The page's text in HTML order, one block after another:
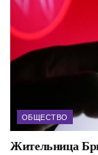
ОБЩЕСТВО
Жительница